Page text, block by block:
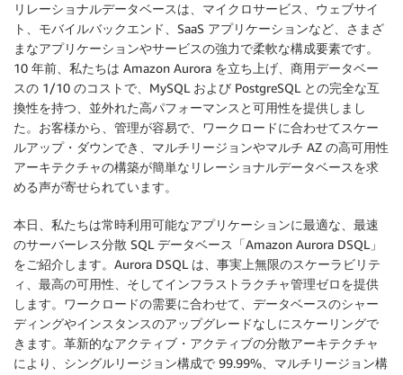
リレーショナルデータベースは、マイクロサービス、ウェブサイ
ト、モバイルバックエンド、SaaS アプリケーションなど、さまざ
まなアプリケーションやサービスの強力で柔軟な構成要素です。
10 年前、私たちは Amazon Aurora を立ち上げ、商用データベー
スの 1/10 のコストで、MySQL および PostgreSQL との完全な互
換性を持つ、並外れた高パフォーマンスと可用性を提供しまし
た。お客様から、管理が容易で、ワークロードに合わせてスケー
ルアップ・ダウンでき、マルチリージョンやマルチ AZ の高可用性
アーキテクチャの構築が簡単なリレーショナルデータベースを求
める声が寄せられています。
本日、私たちは常時利用可能なアプリケーションに最適な、最速
のサーバーレス分散 SQL データベース「Amazon Aurora DSQL」
をご紹介します。Aurora DSQL は、事実上無限のスケーラビリテ
ィ、最高の可用性、そしてインフラストラクチャ管理ゼロを提供
します。ワークロードの需要に合わせて、データベースのシャー
ディングやインスタンスのアップグレードなしにスケーリングで
きます。革新的なアクティブ・アクティブの分散アーキテクチャ
により、シングルリージョン構成で 99.99%、マルチリージョン構